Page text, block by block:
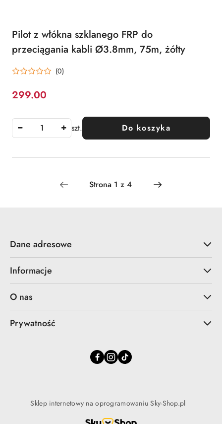
Pilot z włókna szklanego FRP do
przeciągania kabli Ø3.8mm, 75m, żółty
(0)
Cena:
299.00
szt. Do koszyka
Dane adresowe
Informacje
O nas
Prywatność
Sklep internetowy na oprogramowaniu Sky-Shop.pl